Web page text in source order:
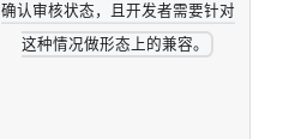
确认审核状态，且开发者需要针对
这种情况做形态上的兼容。